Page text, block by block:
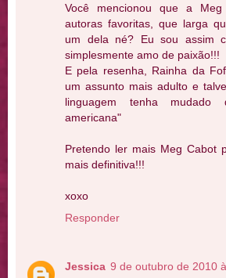
Você mencionou que a
autoras favoritas, que larga
um dela né? Eu sou assim
simplesmente amo de paixão!!!
E pela resenha, Rainha da
um assunto mais adulto e
linguagem tenha mudado
americana"
Pretendo ler mais Meg Cabot
mais definitiva!!!
xoxo
Responder
Jessica 9 de outubro de 2010